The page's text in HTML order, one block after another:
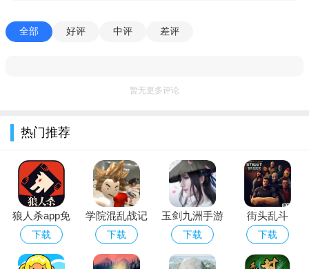
全部 好评 中评 差评
暂无更多评论
热门推荐
狼人杀app免
费下载2026最
新版
下载
学院混乱战记
下载
玉剑九洲手游
下载
街头乱斗
Street Wars
下载